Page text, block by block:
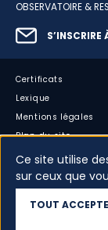
OBSERVATOIRE &
S’INSCRIRE
Certificats
Lexique
Mentions légales
Plan du site
Accessibilité :
Cookies
Dispositif d’alerte
Ce site utilise
sur ceux que
TOUT